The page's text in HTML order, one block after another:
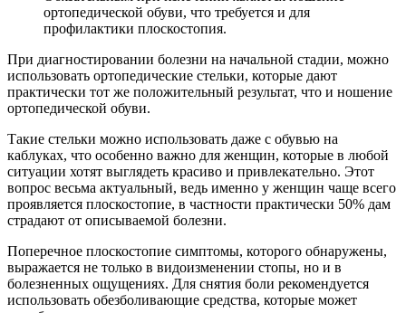
ортопедической обуви, что требуется и для
профилактики плоскостопия.
При диагностировании болезни на начальной стадии, можно
использовать ортопедические стельки, которые дают
практически тот же положительный результат, что и ношение
ортопедической обуви.
Такие стельки можно использовать даже с обувью на
каблуках, что особенно важно для женщин, которые в любой
ситуации хотят выглядеть красиво и привлекательно. Этот
вопрос весьма актуальный, ведь именно у женщин чаще всего
проявляется плоскостопие, в частности практически 50% дам
страдают от описываемой болезни.
Поперечное плоскостопие симптомы, которого обнаружены,
выражается не только в видоизменении стопы, но и в
болезненных ощущениях. Для снятия боли рекомендуется
использовать обезболивающие средства, которые может